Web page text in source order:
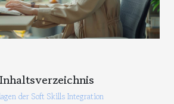
Inhaltsverzeichnis
der Soft Skills Integration